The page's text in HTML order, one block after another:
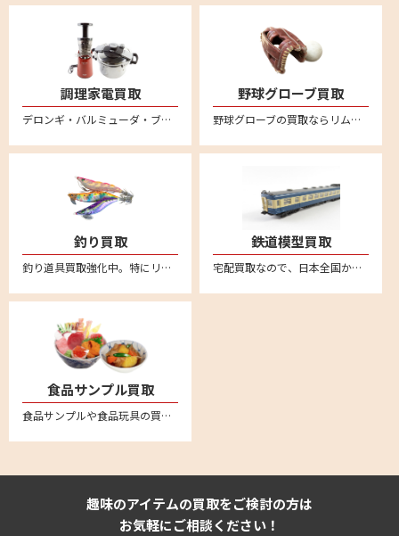
調理家電買取
デロンギ・バルミューダ・ブルーノ・ボニークなど調理家電の買取ならリムーブへ。箱に詰めて送るだけの簡単宅配買取はこちら。全国対応・送料無料
野球グローブ買取
野球グローブの買取ならリムーブ。新品も中古品も送料、査定料一切無料、全国対応の宅配買取。ミズノやゼット、SSK、久保田スラッガー、デサント、アシックス、ナイキ、アンダーアーマー、ハタケヤマ、ローリングス、アディダスなど他にも幅広いメーカーを買取しております。野球グローブの売却は宅配買取が便利
釣り買取
釣り道具買取強化中。特にリール高価買取。新品も中古品も送料・査定料一切無料、全国対応の宅配査定はこちら。不要になった釣り具用品がございましたら、お気軽にお売りください。ダイワやシマノなどの幅広いメーカー取り扱い
鉄道模型買取
宅配買取なので、日本全国から鉄道模型の買取強化中。車両やレール、制御機器など不要になった鉄道模型はリムーブへお売りください。送料無料の安心宅配査定はこちら。便利なLINE査定あり
食品サンプル買取
食品サンプルや食品玩具の買取強化中。ながお食研、元祖食品サンプル屋、森野サンプル、 まいづる、佐藤サンプル、イワサキ・ビーアイといった人気の食品サンプルメーカーは特に強化買取中
趣味のアイテムの買取をご検討の方は
お気軽にご相談ください！